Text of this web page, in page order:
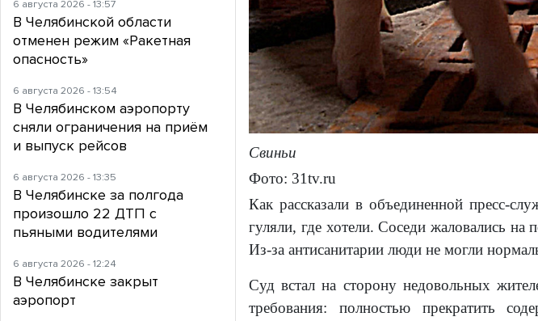
Свиньи
Фото: 31tv.ru
Как рассказали в объединенной пресс-
гуляли, где хотели. Соседи жаловались
Из-за антисанитарии люди не могли
Суд встал на сторону недовольных
требования: полностью прекратить
6 августа 2026 - 13:57
В Челябинской области
отменен режим «Ракетная
опасность»
6 августа 2026 - 13:54
В Челябинском аэропорту
сняли ограничения на приём
и выпуск рейсов
6 августа 2026 - 13:35
В Челябинске за полгода
произошло 22 ДТП с
пьяными водителями
6 августа 2026 - 12:24
В Челябинске закрыт
аэропорт